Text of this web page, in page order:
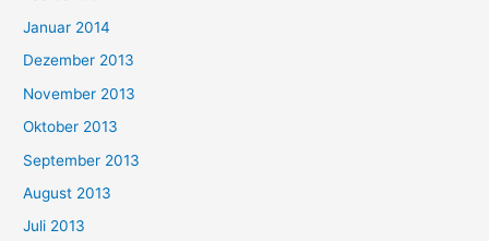
Januar 2014
Dezember 2013
November 2013
Oktober 2013
September 2013
August 2013
Juli 2013